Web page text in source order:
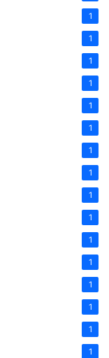
1
1
1
1
1
1
1
1
1
1
1
1
1
1
1
1